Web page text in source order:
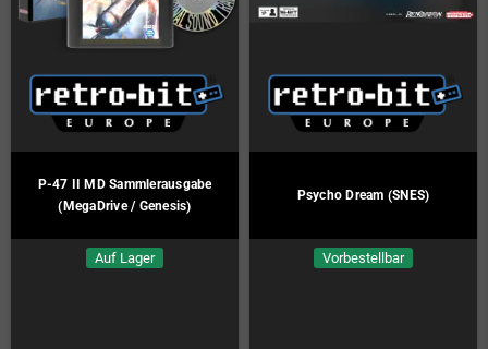
P-47 II MD Sammlerausgabe
(MegaDrive / Genesis)
Auf Lager
Psycho Dream (SNES)
Vorbestellbar